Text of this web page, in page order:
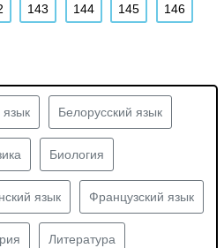
143 144 145 146
язык Белорусский язык
Биология
язык Французский язык
Литература